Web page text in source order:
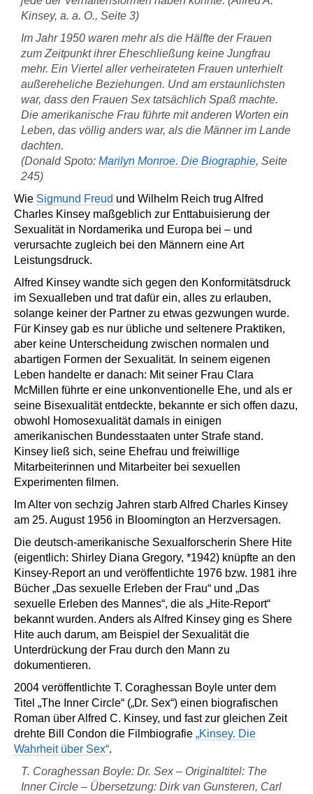
Kinsey, a. a. O., Seite 3)
Im Jahr 1950 waren mehr als die Hälfte der Frauen
zum Zeitpunkt ihrer Eheschließung keine Jungfrau
mehr. Ein Viertel aller verheirateten Frauen unterhielt
außereheliche Beziehungen. Und am erstaunlichsten
war, dass den Frauen Sex tatsächlich Spaß machte.
Die amerikanische Frau führte mit anderen Worten ein
Leben, das völlig anders war, als die Männer im Lande
dachten.
(Donald Spoto: Marilyn Monroe. Die Biographie, Seite
245)
Wie Sigmund Freud und Wilhelm Reich trug Alfred
Charles Kinsey maßgeblich zur Enttabuisierung der
Sexualität in Nordamerika und Europa bei – und
verursachte zugleich bei den Männern eine Art
Leistungsdruck.
Alfred Kinsey wandte sich gegen den Konformitätsdruck
im Sexualleben und trat dafür ein, alles zu erlauben,
solange keiner der Partner zu etwas gezwungen wurde.
Für Kinsey gab es nur übliche und seltenere Praktiken,
aber keine Unterscheidung zwischen normalen und
abartigen Formen der Sexualität. In seinem eigenen
Leben handelte er danach: Mit seiner Frau Clara
McMillen führte er eine unkonventionelle Ehe, und als er
seine Bisexualität entdeckte, bekannte er sich offen dazu,
obwohl Homosexualität damals in einigen
amerikanischen Bundesstaaten unter Strafe stand.
Kinsey ließ sich, seine Ehefrau und freiwillige
Mitarbeiterinnen und Mitarbeiter bei sexuellen
Experimenten filmen.
Im Alter von sechzig Jahren starb Alfred Charles Kinsey
am 25. August 1956 in Bloomington an Herzversagen.
Die deutsch-amerikanische Sexualforscherin Shere Hite
(eigentlich: Shirley Diana Gregory, *1942) knüpfte an den
Kinsey-Report an und veröffentlichte 1976 bzw. 1981 ihre
Bücher „Das sexuelle Erleben der Frau“ und „Das
sexuelle Erleben des Mannes“, die als „Hite-Report“
bekannt wurden. Anders als Alfred Kinsey ging es Shere
Hite auch darum, am Beispiel der Sexualität die
Unterdrückung der Frau durch den Mann zu
dokumentieren.
2004 veröffentlichte T. Coraghessan Boyle unter dem
Titel „The Inner Circle“ („Dr. Sex“) einen biografischen
Roman über Alfred C. Kinsey, und fast zur gleichen Zeit
drehte Bill Condon die Filmbiografie „Kinsey. Die
Wahrheit über Sex“.
T. Coraghessan Boyle: Dr. Sex – Originaltitel: The
Inner Circle – Übersetzung: Dirk van Gunsteren, Carl